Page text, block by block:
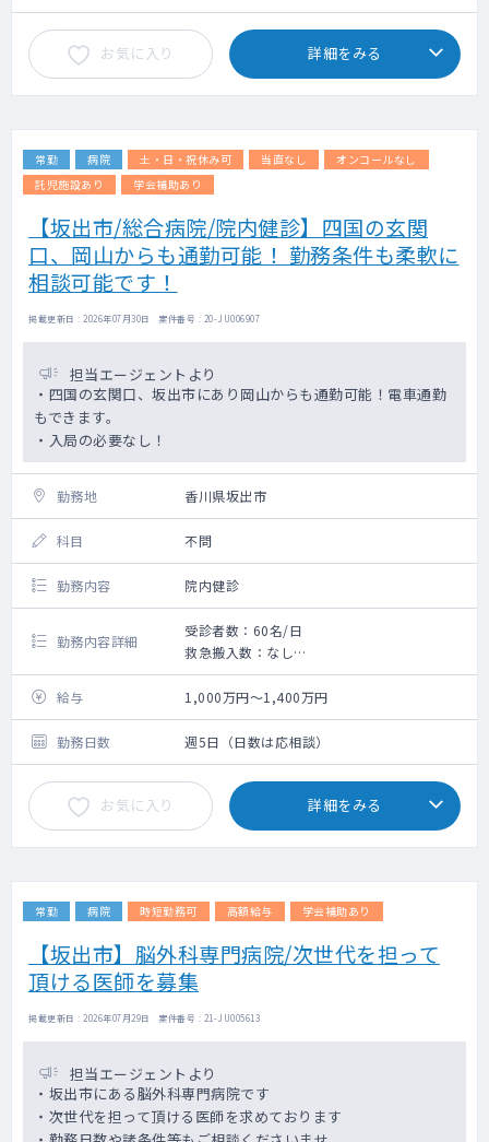
お気に入り 詳細をみる
常勤 病院 土・日・祝休み可 当直なし
オンコールなし
託児施設あり
学会補助あり
【坂出市/総合病院/院内健診】四国の玄関
口、岡山からも通勤可能！ 勤務条件も柔軟に
相談可能です！
掲載更新日 : 2026年07月30日 案件番号 : 20-JU006907
担当エージェントより
・四国の玄関口、坂出市にあり岡山からも通勤可能！電車通勤
もできます。
・入局の必要なし！
勤務地 香川県坂出市
科目 不問
勤務内容 院内健診
勤務内容詳細
受診者数：60名/日
救急搬入数：なし
手術数：なし
総合病院の中にある健診センターでの勤務で
す。
基本的に、2診体制にて健診・ドックの診察、
読影、結果説明等を行って頂きます。
給与 1,000万円～1,400万円
勤務日数 週5日（日数は応相談）
お気に入り 詳細をみる
常勤 病院 時短勤務可 高額給与 学会補助あり
【坂出市】脳外科専門病院/次世代を担って
頂ける医師を募集
掲載更新日 : 2026年07月29日 案件番号 : 21-JU005613
担当エージェントより
・坂出市にある脳外科専門病院です
・次世代を担って頂ける医師を求めております